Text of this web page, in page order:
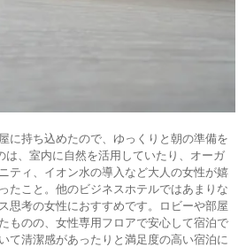
に持ち込めたので、ゆっくりと朝の準備を
は、室内に自然を活用していたり、オーガ
ティ、イオン水の導入など大人の女性が嬉
たこと。他のビジネスホテルではあまりな
思考の女性におすすめです。ロビーや部屋
ものの、女性専用フロアで安心して宿泊で
て清潔感があったりと満足度の高い宿泊に